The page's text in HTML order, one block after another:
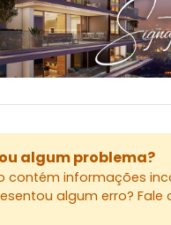
algum problema?
contém informações
algum erro? Fale